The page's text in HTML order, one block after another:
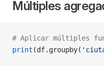
Múltiples
# Aplicar múltiples
print (df.groupby(